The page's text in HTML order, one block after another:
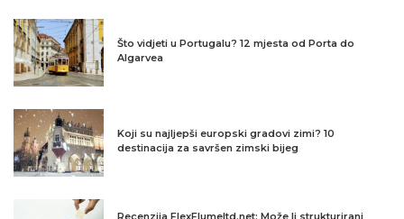
Što vidjeti u Portugalu? 12 mjesta od Porta do
Algarvea
Koji su najljepši europski gradovi zimi? 10
destinacija za savršen zimski bijeg
Recenzija FlexFlumeltd.net: Može li strukturirani